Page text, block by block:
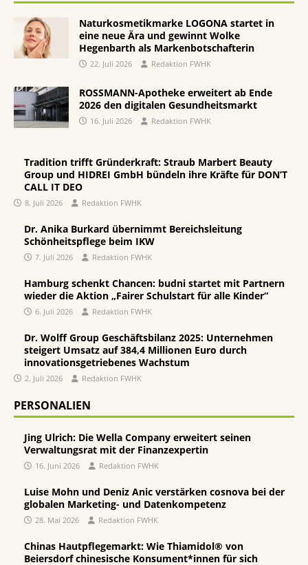
Naturkosmetikmarke LOGONA startet in
eine neue Ära und gewinnt Wolke
Hegenbarth als Markenbotschafterin
22. Juli 2026 Redaktion FWHK
ROSSMANN-Apotheke erweitert ab Ende
2026 den digitalen Gesundheitsmarkt
16. Juli 2026 Redaktion FWHK
Tradition trifft Gründerkraft: Straub Marbert Beauty
Group und HIDREI GmbH bündeln ihre Kräfte für DON’T
CALL IT DEO
8. Juli 2026 Redaktion FWHK
Dr. Anika Burkard übernimmt Bereichsleitung
Schönheitspflege beim IKW
7. Juli 2026 Redaktion FWHK
Hamburg schenkt Chancen: budni startet mit Partnern
wieder die Aktion „Fairer Schulstart für alle Kinder“
6. Juli 2026 Redaktion FWHK
Dr. Wolff Group Geschäftsbilanz 2025: Unternehmen
steigert Umsatz auf 384,4 Millionen Euro durch
innovationsgetriebenes Wachstum
2. Juli 2026 Redaktion FWHK
PERSONALIEN
Jing Ulrich: Die Wella Company erweitert seinen
Verwaltungsrat mit der Finanzexpertin
16. Juni 2026 Redaktion FWHK
Luise Mohn und Deniz Anic verstärken cosnova bei der
globalen Marketing- und Datenkompetenz
28. Mai 2026 Redaktion FWHK
Chinas Hautpflegemarkt: Wie Thiamidol® von
Beiersdorf chinesische Konsument*innen für sich